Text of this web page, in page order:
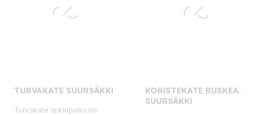
TURVAKATE SUURSÄKKI
Turvakate leikkipaikoille
KORISTEKATE RUSKEA,
SUURSÄKKI